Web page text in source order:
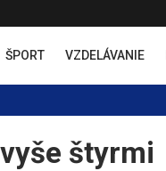
ŠPORT VZDELÁVANIE
štyrmi